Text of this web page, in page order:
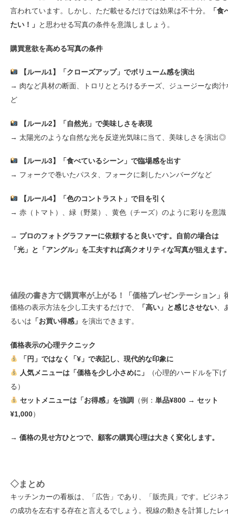
言われています。しかし、ただ載せるだけでは効果は不十分。
「食
たい！」 と思わせる写真の条件を意識しましょう。
購買意欲を高める写真の条件
【ルール1】「クローズアップ」でボリューム感を演出
→ 肉など具材の断面、トロリととろけるチーズ、ジュージーな肉汁
ど
【ルール2】「自然光」で美味しさを表現
→ 太陽光のような自然な光を反逆光気味に当て、美味しさを演出◎
【ルール3】「食べているシーン」で臨場感を出す
→ フォークで巻いたパスタ、フォークに刺したハンバーグなど
【ルール4】「色のコントラスト」で目を引く
→ 赤（トマト）、緑（野菜）、黄色（チーズ）のように彩りを意識
→ プロのフォトグラファーに依頼すると良いです。自前の場合は
「光」と「アングル」を工夫すれば高クオリティな写真が狙えます
値段の書き方で購買率が上がる！「価格プレゼンテーション」
価格の表示方法を少し工夫するだけで、 「高い」と感じさせない 、
るいは 「お買い得感」 を演出できます。
価格表示の心理テクニック
「円」ではなく「¥」で表記し、現代的な印象に
人気メニューは「価格を少し小さめに」
（心理的ハードルを下げ
る）
セットメニューは「お得感」を強調（例： 単品¥800 → セット
¥1,000）
→ 価格の見せ方ひとつで、顧客の購買心理は大きく変化します。
◇まとめ
キッチンカーの看板は、「広告」であり、「販売員」です。ビジネ
の成功を左右する存在と言えるでしょう 。視線の動きを計算したレ